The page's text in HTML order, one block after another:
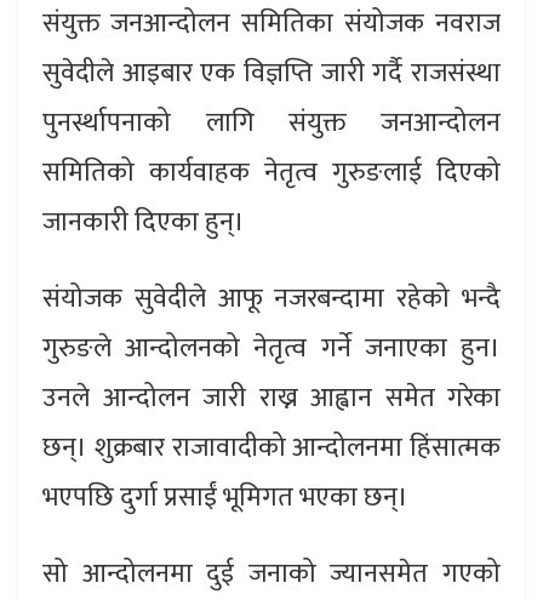
संयुक्त जनआन्दोलन समितिका संयोजक नवराज
सुवेदीले आइबार एक विज्ञप्ति जारी गर्दै राजसंस्था
पुनर्स्थापनाको लागि संयुक्त जनआन्दोलन
समितिको कार्यवाहक नेतृत्व गुरुङलाई दिएको
जानकारी दिएका हुन्।
संयोजक सुवेदीले आफू नजरबन्दामा रहेको भन्दै
गुरुङले आन्दोलनको नेतृत्व गर्ने जनाएका हुन।
उनले आन्दोलन जारी राख्न आह्वान समेत गरेका
छन्। शुक्रबार राजावादीको आन्दोलनमा हिंसात्मक
भएपछि दुर्गा प्रसाईं भूमिगत भएका छन्।
सो आन्दोलनमा दुई जनाको ज्यानसमेत गएको